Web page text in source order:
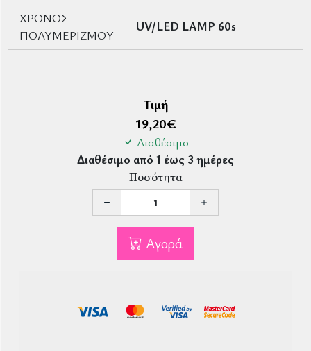
ΧΡΟΝΟΣ
ΠΟΛΥΜΕΡΙΖΜΟΥ
UV/LED LAMP 60s
Τιμή
19,20€
Διαθέσιμο
Διαθέσιμο από 1 έως 3 ημέρες
Ποσότητα
Αγορά